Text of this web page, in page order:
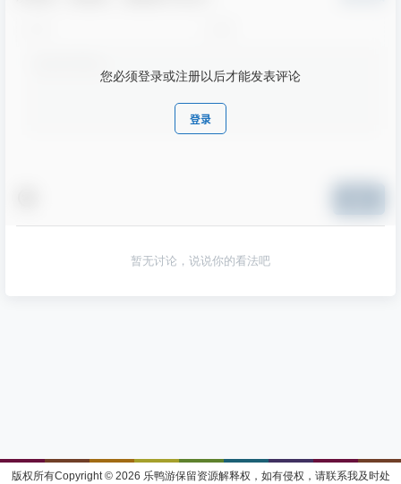
您必须登录或注册以后才能发表评论
登录
暂无讨论，说说你的看法吧
版权所有Copyright © 2026 乐鸭游保留资源解释权，如有侵权，请联系我及时处